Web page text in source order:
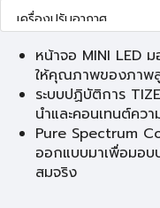
หน้าจอ MINI LED
ให้คุณภาพของภาพ
ระบบปฏิบัติการ
นำและคอนเทนต์คว
Pure Spectrum
ออกแบบมาเพื่อมอบ
สมจริง